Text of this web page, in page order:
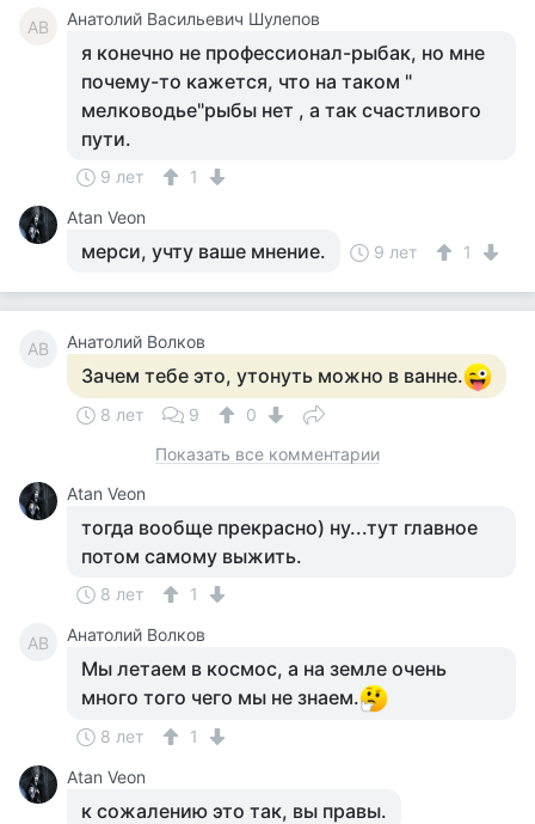
АВ Анатолий Васильевич Шулепов
я конечно не профессионал-рыбак, но мне
почему-то кажется, что на таком "
мелководье"рыбы нет , а так счастливого
пути.
9 лет
1
Atan Veon
мерси, учту ваше мнение. 9 лет 1
АВ Анатолий Волков
Зачем тебе это, утонуть можно в ванне.
8 лет 9
0
Показать все комментарии
Atan Veon
тогда вообще прекрасно) ну...тут главное
потом самому выжить.
8 лет 1
АВ Анатолий Волков
Мы летаем в космос, а на земле очень
много того чего мы не знаем.
8 лет
1
Atan Veon
к сожалению это так, вы правы.